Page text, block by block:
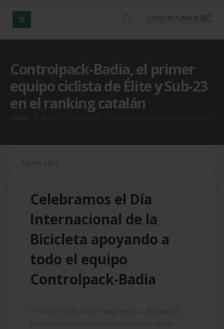
Controlpack-Badia, el primer
equipo ciclista de Élite y Sub-23
en el ranking catalán
HOME BLOG NOTICIAS
3 junio, 2021
Celebramos el Día
Internacional de la
Bicicleta apoyando a
todo el equipo
Controlpack-Badia
En 2020 no todo fueron malas noticias. Aunque las
previsiones no eran optimistas, el equipo ciclista